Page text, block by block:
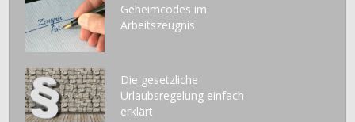
Geheimcodes im
Arbeitszeugnis
Die gesetzliche
Urlaubsregelung einfach
erklärt